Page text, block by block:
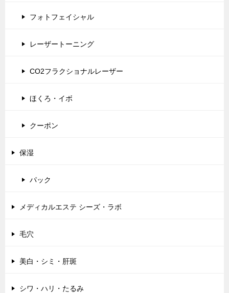
フォトフェイシャル
レーザートーニング
CO2フラクショナルレーザー
ほくろ・イボ
クーポン
保湿
パック
メディカルエステ シーズ・ラボ
毛穴
美白・シミ・肝斑
シワ・ハリ・たるみ